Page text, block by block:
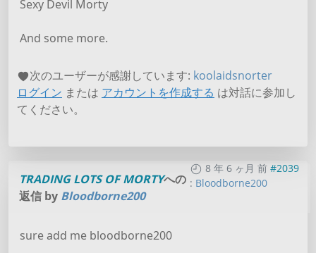
Sexy Devil Morty
And some more.
次のユーザーが感謝しています: koolaidsnorter
ログイン または アカウントを作成する は対話に参加し
てください。
8 年 6 ヶ月 前 #2039
: Bloodborne200
TRADING LOTS OF MORTYへの
返信 by Bloodborne200
sure add me bloodborne200